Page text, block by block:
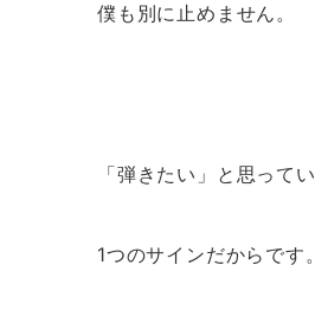
僕も別に止めません。
「弾きたい」と思って
1つのサインだからです。